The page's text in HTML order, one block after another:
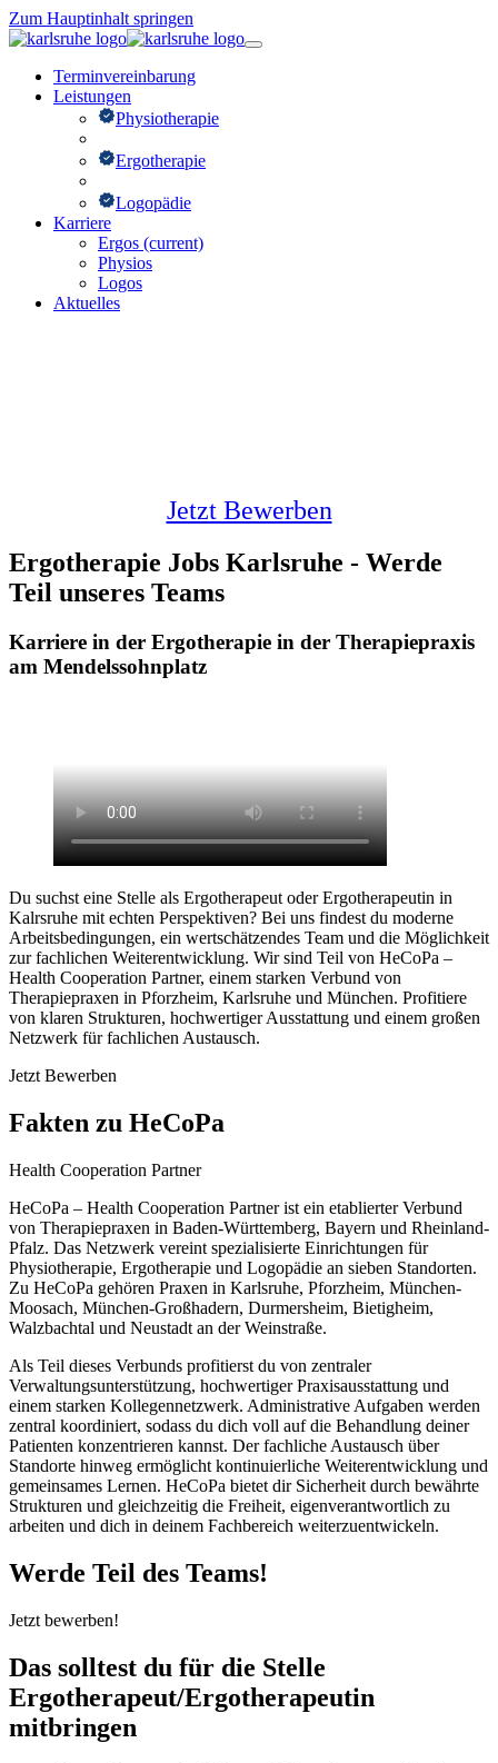
Zum Hauptinhalt springen
Terminvereinbarung
Leistungen
Physiotherapie
Ergotherapie
Logopädie
Karriere
Ergos (current)
Physios
Logos
Aktuelles
Jetzt Bewerben
Ergotherapie Jobs Karlsruhe - Werde
Teil unseres Teams
Karriere in der Ergotherapie in der Therapiepraxis
am Mendelssohnplatz
Du suchst eine Stelle als Ergotherapeut oder Ergotherapeutin in
Kalrsruhe mit echten Perspektiven? Bei uns findest du moderne
Arbeitsbedingungen, ein wertschätzendes Team und die Möglichkeit
zur fachlichen Weiterentwicklung. Wir sind Teil von HeCoPa –
Health Cooperation Partner, einem starken Verbund von
Therapiepraxen in Pforzheim, Karlsruhe und München. Profitiere
von klaren Strukturen, hochwertiger Ausstattung und einem großen
Netzwerk für fachlichen Austausch.
Jetzt Bewerben
Fakten zu HeCoPa
Health Cooperation Partner
HeCoPa – Health Cooperation Partner ist ein etablierter Verbund
von Therapiepraxen in Baden-Württemberg, Bayern und Rheinland-
Pfalz. Das Netzwerk vereint spezialisierte Einrichtungen für
Physiotherapie, Ergotherapie und Logopädie an sieben Standorten.
Zu HeCoPa gehören Praxen in Karlsruhe, Pforzheim, München-
Moosach, München-Großhadern, Durmersheim, Bietigheim,
Walzbachtal und Neustadt an der Weinstraße.
Als Teil dieses Verbunds profitierst du von zentraler
Verwaltungsunterstützung, hochwertiger Praxisausstattung und
einem starken Kollegennetzwerk. Administrative Aufgaben werden
zentral koordiniert, sodass du dich voll auf die Behandlung deiner
Patienten konzentrieren kannst. Der fachliche Austausch über
Standorte hinweg ermöglicht kontinuierliche Weiterentwicklung und
gemeinsames Lernen. HeCoPa bietet dir Sicherheit durch bewährte
Strukturen und gleichzeitig die Freiheit, eigenverantwortlich zu
arbeiten und dich in deinem Fachbereich weiterzuentwickeln.
Werde Teil des Teams!
Jetzt bewerben!
Das solltest du für die Stelle
Ergotherapeut/Ergotherapeutin
mitbringen